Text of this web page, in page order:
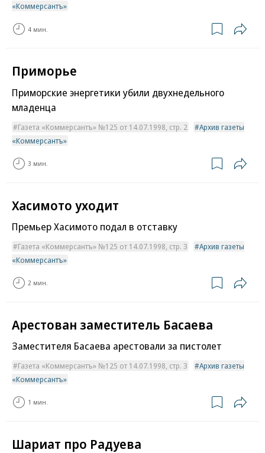
«Коммерсантъ»
4 мин.
Приморье
Приморские энергетики убили двухнедельного
младенца
Газета «Коммерсантъ» №125 от 14.07.1998, стр. 2
Архив газеты
«Коммерсантъ»
3 мин.
Хасимото уходит
Премьер Хасимото подал в отставку
Газета «Коммерсантъ» №125 от 14.07.1998, стр. 3
Архив газеты
«Коммерсантъ»
2 мин.
Арестован заместитель Басаева
Заместителя Басаева арестовали за пистолет
Газета «Коммерсантъ» №125 от 14.07.1998, стр. 3
Архив газеты
«Коммерсантъ»
1 мин.
Шариат про Радуева